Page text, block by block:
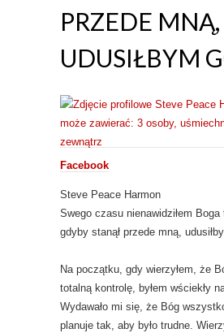
PRZEDE MNĄ,
UDUSIŁBYM
Facebook
Steve Peace Harmon
Swego czasu nienawidziłem
gdyby stanął przede mną,
Na początku, gdy wierzyłem, że
totalną kontrolę, byłem wściekły
Wydawało mi się, że Bóg
planuje tak, aby było trudne.